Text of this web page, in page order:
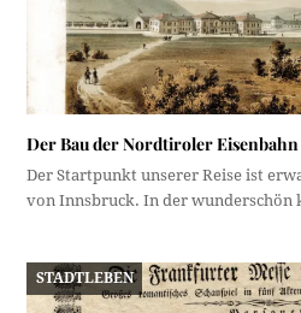
Der Bau der Nordtiroler
Der Startpunkt unserer Reise ist
von Innsbruck. In der
STADTLEBEN